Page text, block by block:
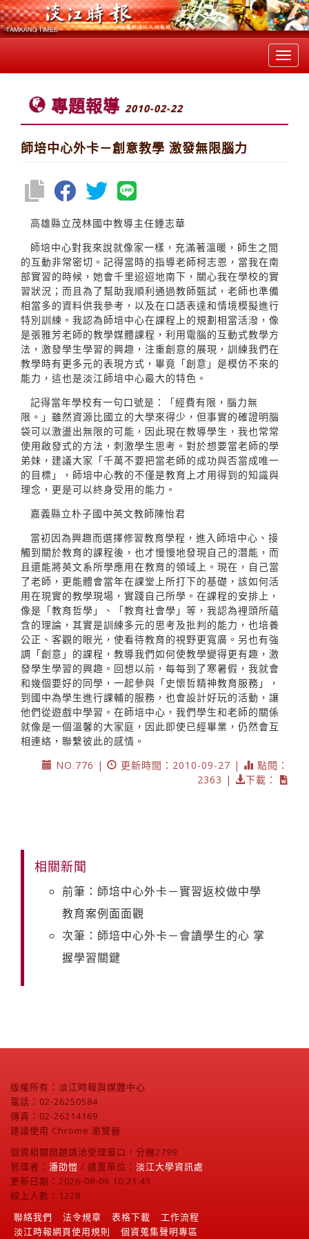
專題報導 2010-02-22
師培中心外卡－創意教學 激發無限腦力
高雄縣立茂林國中教導主任鍾志華
師培中心對我來說就像家一樣，充滿著溫暖，師生之間
的互動非常密切。記得當時的指導老師柯志恩，當我在南
部實習的時候，她會千里迢迢地南下，關心我在學校的實
習狀況；而且為了幫助我順利通過教師甄試，老師也準備
相當多的資料供我參考，以及在口語表達和情境模擬進行
特別訓練。我認為師培中心在課程上的規劃相當活潑，像
是張雅芳老師的教學媒體課程，利用電腦的互動式教學方
法，激發學生學習的興趣，注重創意的展現，訓練我們在
教學時有更多元的表現方式，畢竟「創意」是模仿不來的
能力，這也是淡江師培中心最大的特色。
記得當年學校有一句口號是：「經費有限，腦力無
限。」雖然資源比國立的大學來得少，但事實的確證明腦
袋可以激盪出無限的可能，因此現在教導學生，我也常常
使用啟發式的方法，刺激學生思考。對於想要當老師的學
弟妹，建議大家「千萬不要把當老師的成功與否當成唯一
的目標」，師培中心教的不僅是教育上才用得到的知識與
理念，更是可以終身受用的能力。
嘉義縣立朴子國中英文教師陳怡君
當初因為興趣而選擇修習教育學程，進入師培中心、接
觸到關於教育的課程後，也才慢慢地發現自己的潛能，而
且還能將英文系所學應用在教育的領域上。現在，自己當
了老師，更能體會當年在課堂上所打下的基礎，該如何活
用在現實的教學現場，實踐自己所學。在課程的安排上，
像是「教育哲學」、「教育社會學」等，我認為裡頭所蘊
含的理論，其實是訓練多元的思考及批判的能力，也培養
公正、客觀的眼光，使看待教育的視野更寬廣。另也有強
調「創意」的課程，教導我們如何使教學變得更有趣，激
發學生學習的興趣。回想以前，每每到了寒暑假，我就會
和幾個要好的同學，一起參與「史懷哲精神教育服務」，
到國中為學生進行課輔的服務，也會設計好玩的活動，讓
他們從遊戲中學習。在師培中心，我們學生和老師的關係
就像是一個溫馨的大家庭，因此即使已經畢業，仍然會互
相連絡，聯繫彼此的感情。
NO.776 |
更新時間：2010-09-27 |
點閱：
2363 |
下載：
相關新聞
前筆：師培中心外卡－實習返校做中學
教育案例面面觀
次筆：師培中心外卡－會讀學生的心 掌
握學習關鍵
版權所有：淡江時報與媒體中心
電話：02-26250584
傳真：02-26214169
建議使用 Chrome 瀏覽器
個資相關問題請洽受理窗口，分機2799
管理者： 潘劭愷 / 建置單位： 淡江大學資訊處
更新日期：2026-08-06 10:21:43
線上人數：1228
聯絡我們
法令規章 表格下載
工作流程
淡江時報網頁使用規則
個資蒐集聲明專區